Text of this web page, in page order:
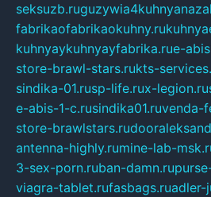
seksuzb.ru
fabrikaofabrikaokuhny.ru
kuhnyaykuhnyayfabrika.rue-
store-brawl-stars.rukts-
sindika-01.rusp-life.rux-legion.ru
e-abis-1-c.rusindika01.ruvenda-
store-brawlstars.ru
antenna-highly.rumine-lab-
3-sex-porn.ruban-damn.ru
viagra-tablet.rufasbags.ruadler-